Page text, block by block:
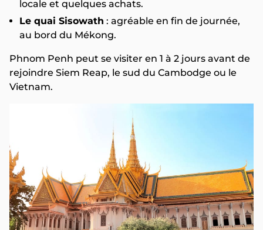
locale et quelques achats.
Le quai Sisowath : agréable en fin de journée,
au bord du Mékong.
Phnom Penh peut se visiter en 1 à 2 jours avant de
rejoindre Siem Reap, le sud du Cambodge ou le
Vietnam.